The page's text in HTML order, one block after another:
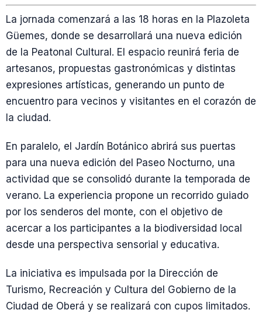
La jornada comenzará a las 18 horas en la Plazoleta
Güemes, donde se desarrollará una nueva edición
de la Peatonal Cultural. El espacio reunirá feria de
artesanos, propuestas gastronómicas y distintas
expresiones artísticas, generando un punto de
encuentro para vecinos y visitantes en el corazón de
la ciudad.
En paralelo, el Jardín Botánico abrirá sus puertas
para una nueva edición del Paseo Nocturno, una
actividad que se consolidó durante la temporada de
verano. La experiencia propone un recorrido guiado
por los senderos del monte, con el objetivo de
acercar a los participantes a la biodiversidad local
desde una perspectiva sensorial y educativa.
La iniciativa es impulsada por la Dirección de
Turismo, Recreación y Cultura del Gobierno de la
Ciudad de Oberá y se realizará con cupos limitados.